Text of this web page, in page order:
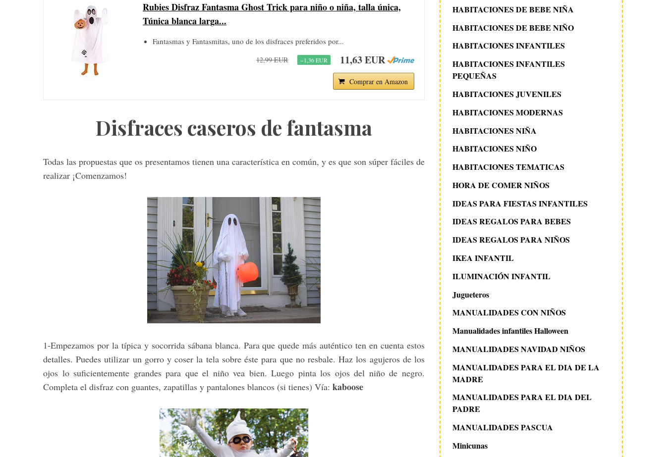
Rubies Disfraz Fantasma Ghost Trick para niño o niña, talla única,
Túnica blanca larga...
Fantasmas y Fantasmitas, uno de los disfraces preferidos por...
12,99 EUR −1,36 EUR 11,63 EUR
Comprar en Amazon
Disfraces caseros de fantasma
Todas las propuestas que os presentamos tienen una característica en común, y es que son súper fáciles de
realizar ¡Comenzamos!
1-Empezamos por la típica y socorrida sábana blanca. Para que quede más auténtico ten en cuenta estos
detalles. Puedes utilizar un gorro y coser la tela sobre éste para que no resbale. Haz los agujeros de los
ojos lo suficientemente grandes para que el niño vea bien. Luego pinta los ojos del niño de negro.
Completa el disfraz con guantes, zapatillas y pantalones blancos (si tienes) Vía: kaboose
HABITACIONES DE BEBE NIÑA
HABITACIONES DE BEBE NIÑO
HABITACIONES INFANTILES
HABITACIONES INFANTILES
PEQUEÑAS
HABITACIONES JUVENILES
HABITACIONES MODERNAS
HABITACIONES NIÑA
HABITACIONES NIÑO
HABITACIONES TEMATICAS
HORA DE COMER NIÑOS
IDEAS PARA FIESTAS INFANTILES
IDEAS REGALOS PARA BEBES
IDEAS REGALOS PARA NIÑOS
IKEA INFANTIL
ILUMINACIÓN INFANTIL
Jugueteros
MANUALIDADES CON NIÑOS
Manualidades infantiles Halloween
MANUALIDADES NAVIDAD NIÑOS
MANUALIDADES PARA EL DIA DE LA
MADRE
MANUALIDADES PARA EL DIA DEL
PADRE
MANUALIDADES PASCUA
Minicunas
c